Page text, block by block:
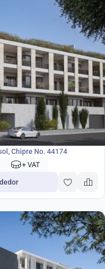
Chipre No. 44174
+ VAT